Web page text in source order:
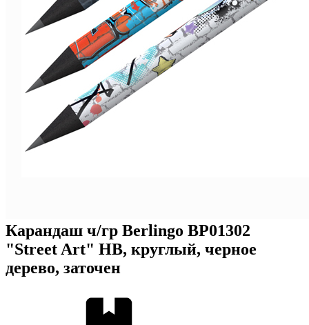
Карандаш ч/гр Berlingo BP01302
"Street Art" HB, круглый, черное
дерево, заточен